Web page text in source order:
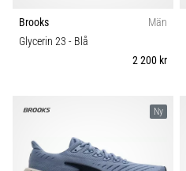
ett
mycket
löpare
Vad…
Brooks
Män
Glycerin 23 - Blå
2 200 kr
Ny